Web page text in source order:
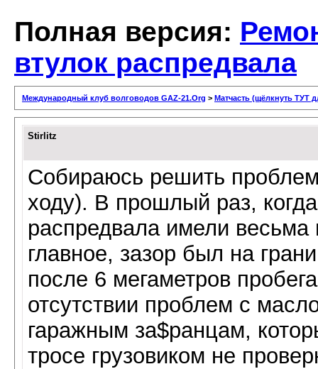
Полная версия:
втулок распредвала
Международный клуб волговодов GAZ-21.Org > Матчасть (щёлкнуть ТУТ
Stirlitz
Собираюсь решить
ходу). В прошлый раз,
распредвала имели
главное, зазор был на
после 6 мегаметров
отсутствии проблем с
гаражным за$ранцам,
тросе грузовиком не